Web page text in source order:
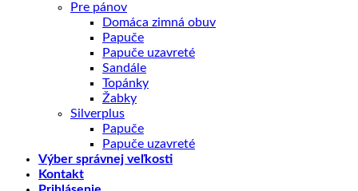
Pre pánov
Domáca zimná obuv
Papuče
Papuče uzavreté
Sandále
Topánky
Žabky
Silverplus
Papuče
Papuče uzavreté
Výber správnej veľkosti
Kontakt